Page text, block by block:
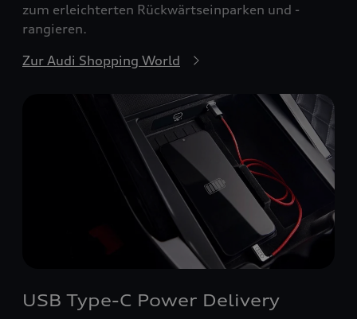
zum erleichterten Rückwärtseinparken und -
rangieren.
Zur Audi Shopping World
USB Type-C Power Delivery